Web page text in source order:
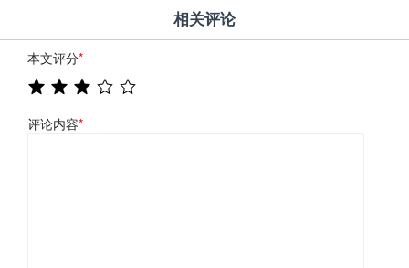
相关评论
本文评分*
评论内容*